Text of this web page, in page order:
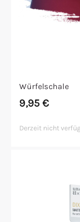
Würfelschale
9,95 €
Derzeit nicht